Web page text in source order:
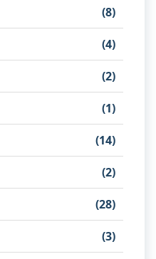
(8)
(4)
(2)
(1)
(14)
(2)
(28)
(3)